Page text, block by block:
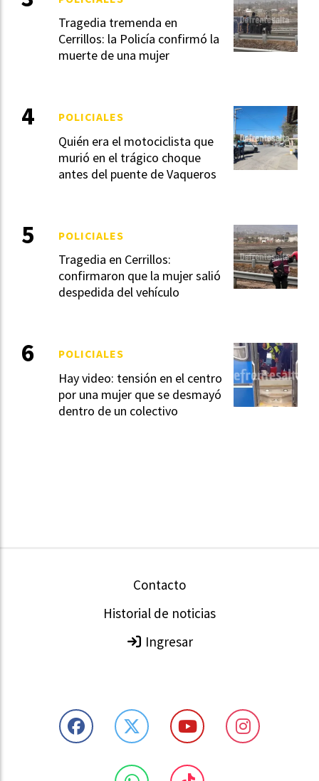
Tragedia tremenda en
Cerrillos: la Policía confirmó la
muerte de una mujer
Quién era el motociclista que
murió en el trágico choque
antes del puente de Vaqueros
POLICIALES
Tragedia en Cerrillos:
confirmaron que la mujer salió
despedida del vehículo
POLICIALES
Hay video: tensión en el centro
por una mujer que se desmayó
dentro de un colectivo
POLICIALES
Contacto
Historial de noticias
Ingresar